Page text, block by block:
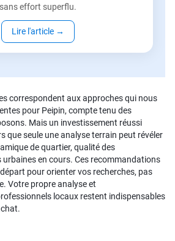
sans effort superflu.
Lire l'article →
correspondent aux approches qui nous
pour Peipin, compte tenu des
Mais un investissement réussi
que seule une analyse terrain peut révéler
de quartier, qualité des
en cours. Ces recommandations
pour orienter vos recherches, pas
Votre propre analyse et
locaux restent indispensables